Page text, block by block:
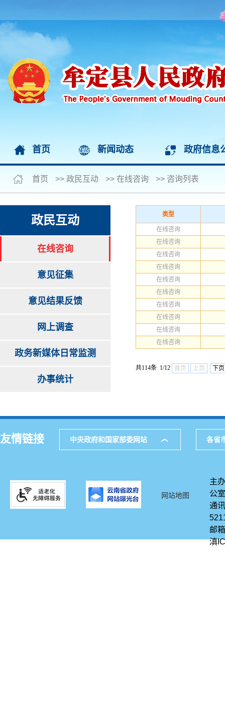
首页 新闻动态 政府信息
首页 >> 政民互动 >> 在线咨询 >> 咨询列表
政民互动
在线咨询
意见征集
意见结果反馈
网上调查
政务新媒体日常监测
办事统计
类型
在线咨询
在线咨询
在线咨询
在线咨询
在线咨询
在线咨询
在线咨询
在线咨询
在线咨询
在线咨询
共114条 1/12 首页 上页 下页
友情链接 中央政府和国家部委网站 各省
网站地图
主
公室
通
邮
滇